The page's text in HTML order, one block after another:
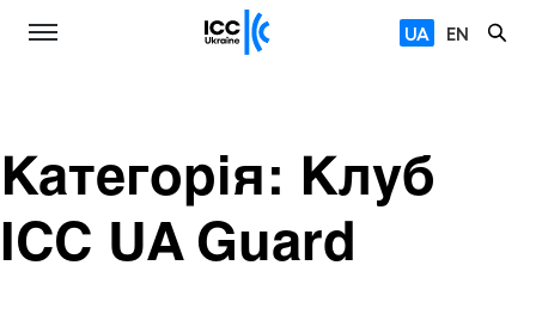
UA EN
Категорія: Клуб
ICC UA Guard